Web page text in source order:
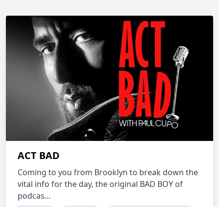
ACT BAD
Coming to you from Brooklyn to break down the
vital info for the day, the original BAD BOY of
podcas...